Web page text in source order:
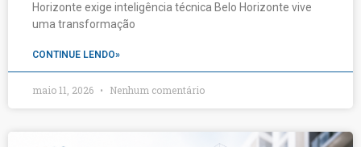
Horizonte exige inteligência técnica Belo Horizonte vive
uma transformação
CONTINUE LENDO»
maio 11, 2026 Nenhum comentário